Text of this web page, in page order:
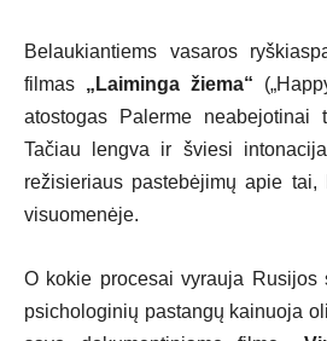
Belaukiantiems vasaros
filmas „Laiminga žiema“
atostogas Palerme neabejotinai
Tačiau lengva ir šviesi
režisieriaus pastebėjimų apie tai,
visuomenėje.
O kokie procesai vyrauja
psichologinių pastangų kainuoja